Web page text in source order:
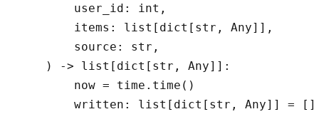
        user_id: int,
        items: list[dict[str, Any]],
        source: str,
    ) -> list[dict[str, Any]]:
        now = time.time()
        written: list[dict[str, Any]] = []